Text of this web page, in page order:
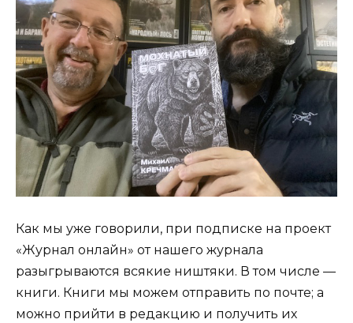
Как мы уже говорили, при подписке на проект
«Журнал онлайн» от нашего журнала
разыгрываются всякие ништяки. В том числе —
книги. Книги мы можем отправить по почте; а
можно прийти в редакцию и получить их